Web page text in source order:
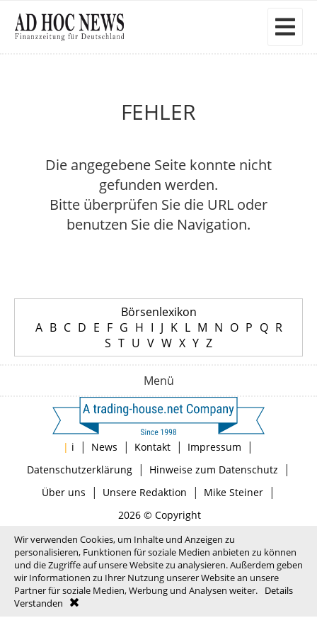
FEHLER
Die angegebene Seite konnte nicht
gefunden werden.
Bitte überprüfen Sie die URL oder
benutzen Sie die Navigation.
Börsenlexikon
A B C D E F G H I J K L M N O P Q R
S T U V W X Y Z
Menü
| i | News | Kontakt | Impressum |
Datenschutzerklärung| Hinweise zum Datenschutz |
Über uns | Unsere Redaktion | Mike Steiner|
2026 © Copyright
Wir verwenden Cookies, um Inhalte und Anzeigen zu
personalisieren, Funktionen für soziale Medien anbieten zu können
und die Zugriffe auf unsere Website zu analysieren. Außerdem geben
wir Informationen zu Ihrer Nutzung unserer Website an unsere
Partner für soziale Medien, Werbung und Analysen weiter.
Details
Verstanden